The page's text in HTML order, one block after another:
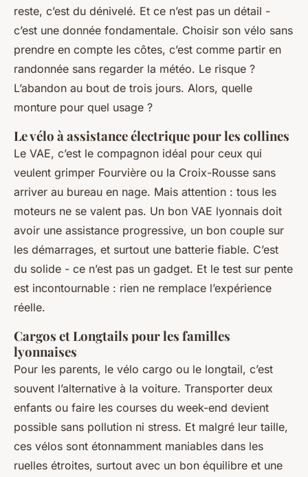
reste, c’est du dénivelé. Et ce n’est pas un détail -
c’est une donnée fondamentale. Choisir son vélo sans
prendre en compte les côtes, c’est comme partir en
randonnée sans regarder la météo. Le risque ?
L’abandon au bout de trois jours. Alors, quelle
monture pour quel usage ?
Le vélo à assistance électrique pour les collines
Le VAE, c’est le compagnon idéal pour ceux qui
veulent grimper Fourvière ou la Croix-Rousse sans
arriver au bureau en nage. Mais attention : tous les
moteurs ne se valent pas. Un bon VAE lyonnais doit
avoir une assistance progressive, un bon couple sur
les démarrages, et surtout une batterie fiable. C’est
du solide - ce n’est pas un gadget. Et le test sur pente
est incontournable : rien ne remplace l’expérience
réelle.
Cargos et Longtails pour les familles
lyonnaises
Pour les parents, le vélo cargo ou le longtail, c’est
souvent l’alternative à la voiture. Transporter deux
enfants ou faire les courses du week-end devient
possible sans pollution ni stress. Et malgré leur taille,
ces vélos sont étonnamment maniables dans les
ruelles étroites, surtout avec un bon équilibre et une